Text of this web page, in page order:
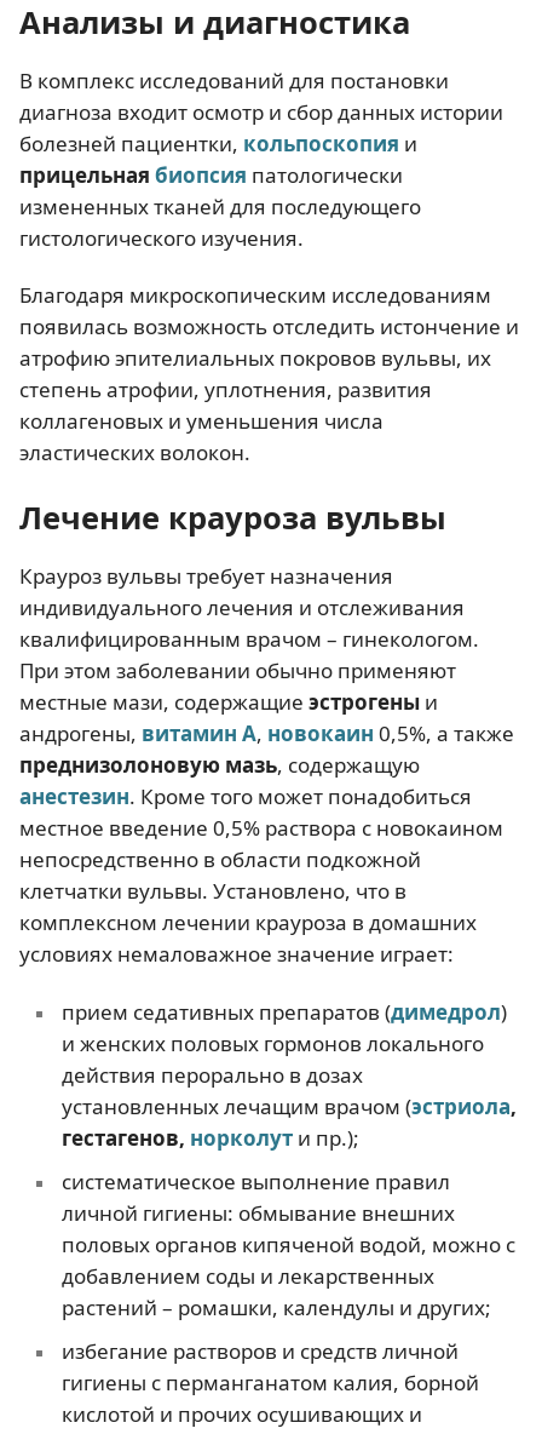
Анализы и диагностика
В комплекс исследований для постановки
диагноза входит осмотр и сбор данных истории
болезней пациентки, кольпоскопия и
прицельная биопсия патологически
измененных тканей для последующего
гистологического изучения.
Благодаря микроскопическим исследованиям
появилась возможность отследить истончение и
атрофию эпителиальных покровов вульвы, их
степень атрофии, уплотнения, развития
коллагеновых и уменьшения числа
эластических волокон.
Лечение крауроза вульвы
Крауроз вульвы требует назначения
индивидуального лечения и отслеживания
квалифицированным врачом – гинекологом.
При этом заболевании обычно применяют
местные мази, содержащие эстрогены и
андрогены, витамин А, новокаин 0,5%, а также
преднизолоновую мазь, содержащую
анестезин. Кроме того может понадобиться
местное введение 0,5% раствора с новокаином
непосредственно в области подкожной
клетчатки вульвы. Установлено, что в
комплексном лечении крауроза в домашних
условиях немаловажное значение играет:
прием седативных препаратов (димедрол)
и женских половых гормонов локального
действия перорально в дозах
установленных лечащим врачом (эстриола,
гестагенов, норколути пр.);
систематическое выполнение правил
личной гигиены: обмывание внешних
половых органов кипяченой водой, можно с
добавлением соды и лекарственных
растений – ромашки, календулы и других;
избегание растворов и средств личной
гигиены с перманганатом калия, борной
кислотой и прочих осушивающих и